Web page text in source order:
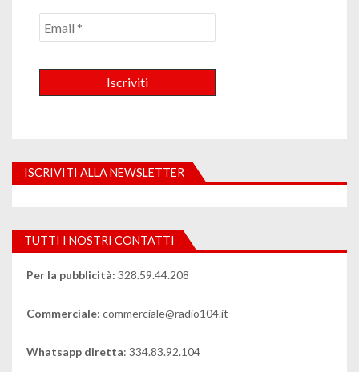
ISCRIVITI ALLA NEWSLETTER
TUTTI I NOSTRI CONTATTI
Per la pubblicità: 328.59.44.208
Commerciale: commerciale@radio104.it
Whatsapp diretta: 334.83.92.104